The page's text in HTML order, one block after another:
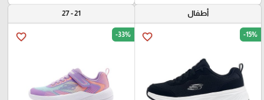
أطفال
favorite_border -15%
21 - 27
favorite_border -33%